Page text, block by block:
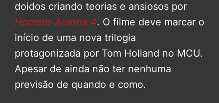
doidos criando teorias e ansiosos por
Homem-Aranha 4. O filme deve marcar o
início de uma nova trilogia
protagonizada por Tom Holland no MCU.
Apesar de ainda não ter nenhuma
previsão de quando e como.